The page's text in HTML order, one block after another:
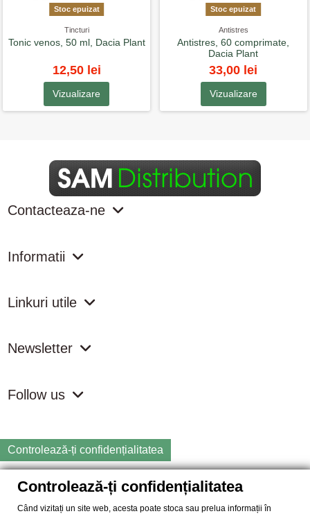
Stoc epuizat
Tincturi
Tonic venos, 50 ml, Dacia Plant
12,50 lei
Vizualizare
Stoc epuizat
Antistres
Antistres, 60 comprimate,
Dacia Plant
33,00 lei
Vizualizare
Contacteaza-ne
Informatii
Linkuri utile
Newsletter
Follow us
Controlează-ți confidențialitatea
Copyright
2026 samdistribution.ro - Magazin online cu Produse
Controlează-ți confidențialitatea
Când vizitați un site web, acesta poate stoca sau prelua informații în